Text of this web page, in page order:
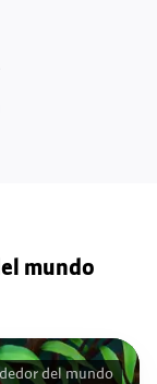
mundo
del mundo